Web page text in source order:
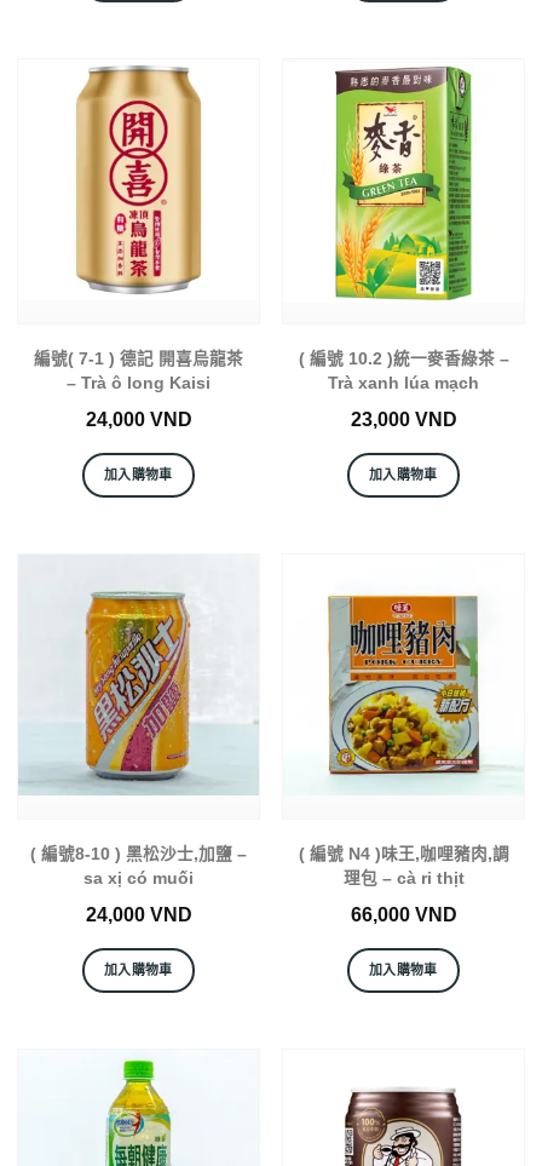
編號( 7-1 ) 德記 開喜烏龍茶
– Trà ô long Kaisi
24,000 VND
加入購物車
( 編號 10.2 )統一麥香綠茶 –
Trà xanh lúa mạch
23,000 VND
加入購物車
( 編號8-10 ) 黑松沙士,加鹽 –
sa xị có muối
24,000 VND
加入購物車
( 編號 N4 )味王,咖哩豬肉,調
理包 – cà ri thịt
66,000 VND
加入購物車